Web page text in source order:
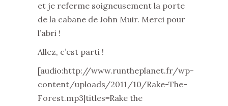
et je referme soigneusement la porte
de la cabane de John Muir. Merci pour
l’abri !
Allez, c’est parti !
[audio:http://www.runtheplanet.fr/wp-
content/uploads/2011/10/Rake-The-
Forest.mp3|titles=Rake the